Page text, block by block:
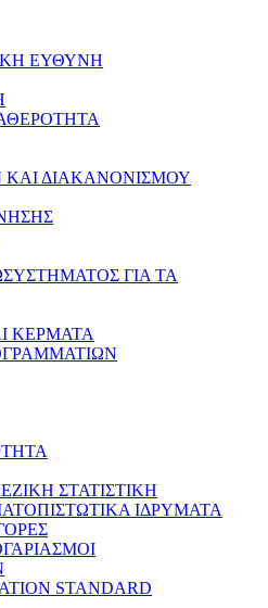
ΕΥΘΥΝΗ
ΔΙΑΚΑΝΟΝΙΣΜΟΥ
ΓΙΑ ΤΑ
ΚΕΡΜΑΤΑ
ΣΤΑΤΙΣΤΙΚΗ
ΙΔΡΥΜΑΤΑ
STANDARD